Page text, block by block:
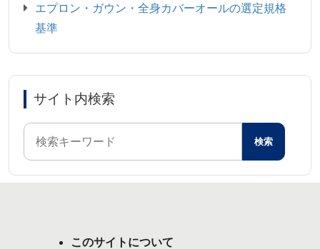
エプロン・ガウン・全身カバーオールの選定規格
基準
サイト内検索
このサイトについて